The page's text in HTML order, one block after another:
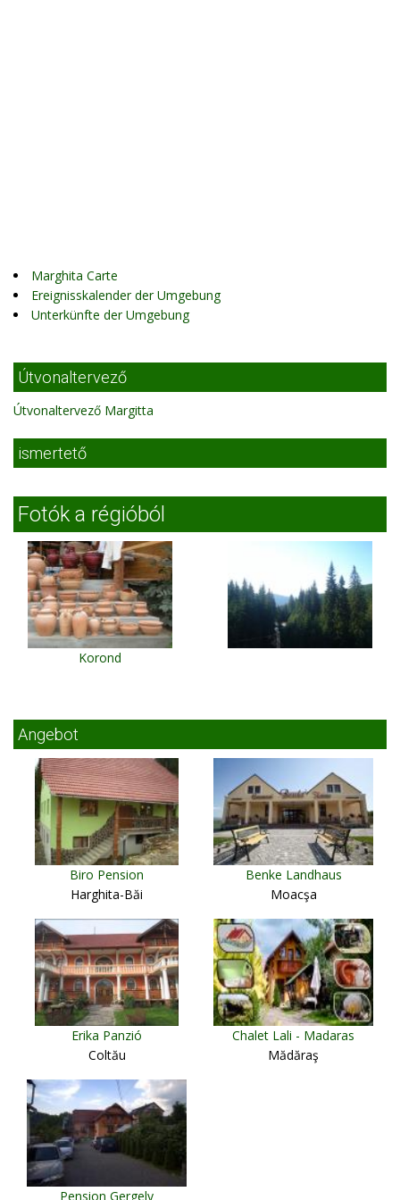
Marghita Carte
Ereignisskalender der Umgebung
Unterkünfte der Umgebung
Útvonaltervező
Útvonaltervező Margitta
ismertető
Fotók a régióból
Korond
Angebot
Biro Pension
Harghita-Băi
Benke Landhaus
Moacşa
Erika Panzió
Coltău
Chalet Lali - Madaras
Mădăraş
Pension Gergely